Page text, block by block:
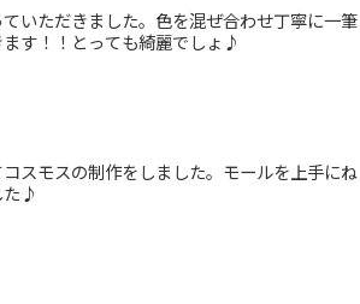
いただきました。色を混ぜ合わせ丁寧に一筆
す！！とっても綺麗でしょ♪
スモスの制作をしました。モールを上手にね
た♪